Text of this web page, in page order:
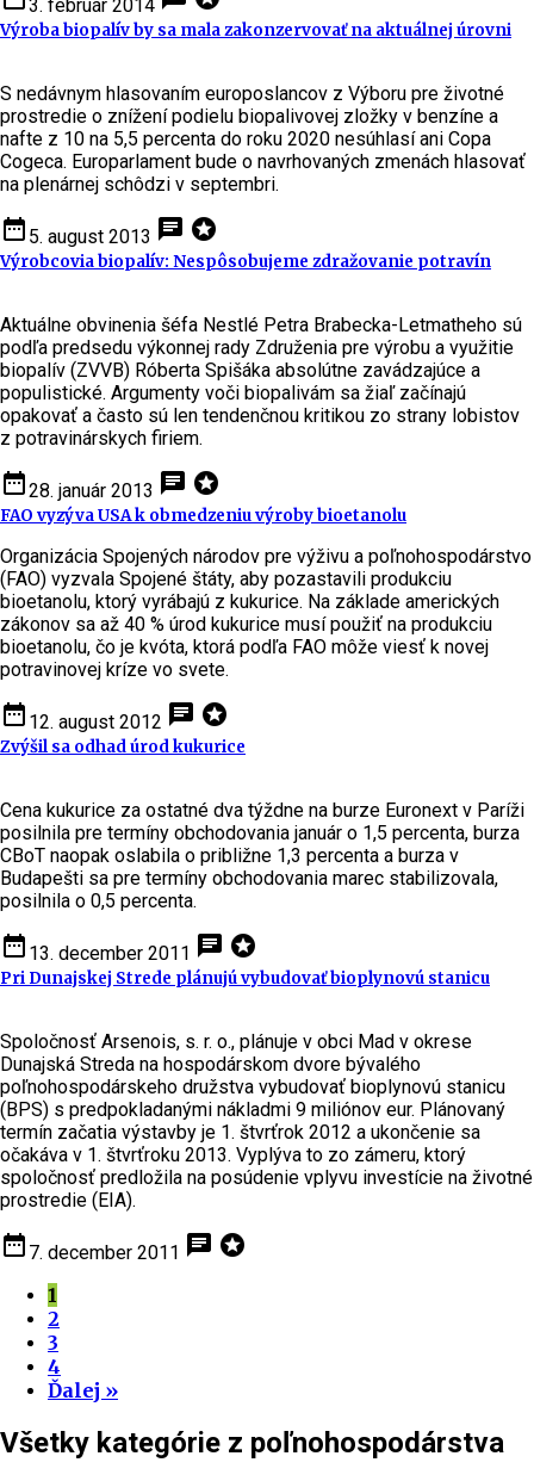
3. február 2014
Výroba biopalív by sa mala zakonzervovať na aktuálnej úrovni
S nedávnym hlasovaním europoslancov z Výboru pre životné
prostredie o znížení podielu biopalivovej zložky v benzíne a
nafte z 10 na 5,5 percenta do roku 2020 nesúhlasí ani Copa
Cogeca. Europarlament bude o navrhovaných zmenách hlasovať
na plenárnej schôdzi v septembri.
date_range 5. august 2013 chat stars
Výrobcovia biopalív: Nespôsobujeme zdražovanie potravín
Aktuálne obvinenia šéfa Nestlé Petra Brabecka-Letmatheho sú
podľa predsedu výkonnej rady Združenia pre výrobu a využitie
biopalív (ZVVB) Róberta Spišáka absolútne zavádzajúce a
populistické. Argumenty voči biopalivám sa žiaľ začínajú
opakovať a často sú len tendenčnou kritikou zo strany lobistov
z potravinárskych firiem.
date_range28. január 2013 chat stars
FAO vyzýva USA k obmedzeniu výroby bioetanolu
Organizácia Spojených národov pre výživu a poľnohospodárstvo
(FAO) vyzvala Spojené štáty, aby pozastavili produkciu
bioetanolu, ktorý vyrábajú z kukurice. Na základe amerických
zákonov sa až 40 % úrod kukurice musí použiť na produkciu
bioetanolu, čo je kvóta, ktorá podľa FAO môže viesť k novej
potravinovej kríze vo svete.
date_range 12. august 2012 chat stars
Zvýšil sa odhad úrod kukurice
Cena kukurice za ostatné dva týždne na burze Euronext v Paríži
posilnila pre termíny obchodovania január o 1,5 percenta, burza
CBoT naopak oslabila o približne 1,3 percenta a burza v
Budapešti sa pre termíny obchodovania marec stabilizovala,
posilnila o 0,5 percenta.
date_range 13. december 2011 chat stars
Pri Dunajskej Strede plánujú vybudovať bioplynovú stanicu
Spoločnosť Arsenois, s. r. o., plánuje v obci Mad v okrese
Dunajská Streda na hospodárskom dvore bývalého
poľnohospodárskeho družstva vybudovať bioplynovú stanicu
(BPS) s predpokladanými nákladmi 9 miliónov eur. Plánovaný
termín začatia výstavby je 1. štvrťrok 2012 a ukončenie sa
očakáva v 1. štvrťroku 2013. Vyplýva to zo zámeru, ktorý
spoločnosť predložila na posúdenie vplyvu investície na životné
prostredie (EIA).
date_range 7. december 2011 chat stars
1
2
3
4
Ďalej »
Všetky kategórie z poľnohospodárstva